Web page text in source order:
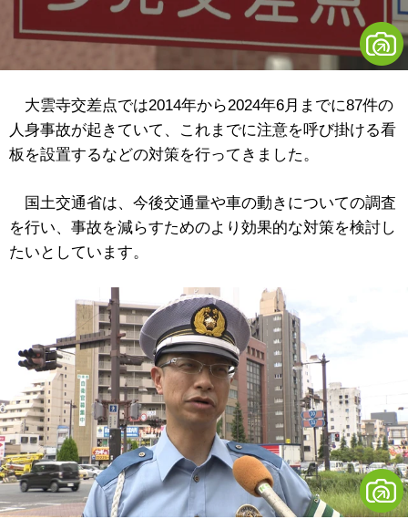
大雲寺交差点では2014年から2024年6月までに87件の
人身事故が起きていて、これまでに注意を呼び掛ける看
板を設置するなどの対策を行ってきました。
国土交通省は、今後交通量や車の動きについての調査
を行い、事故を減らすためのより効果的な対策を検討し
たいとしています。